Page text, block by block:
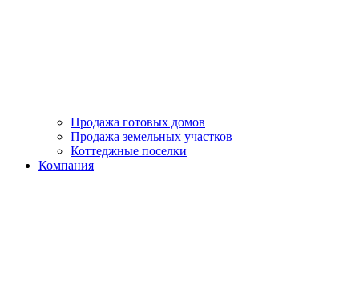
Продажа готовых домов
Продажа земельных участков
Коттеджные поселки
Компания